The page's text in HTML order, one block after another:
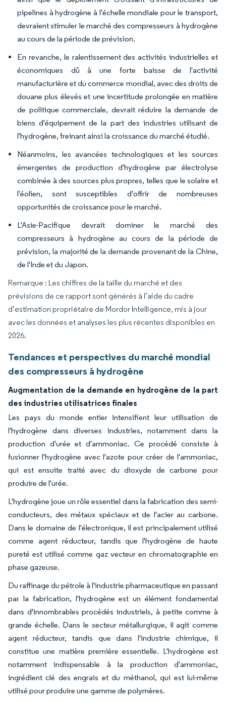
pipelines à hydrogène à l'échelle mondiale pour le transport,
devraient stimuler le marché des compresseurs à hydrogène
au cours de la période de prévision.
En revanche, le ralentissement des activités industrielles et
économiques dû à une forte baisse de l'activité
manufacturière et du commerce mondial, avec des droits de
douane plus élevés et une incertitude prolongée en matière
de politique commerciale, devrait réduire la demande de
biens d'équipement de la part des industries utilisant de
l'hydrogène, freinant ainsi la croissance du marché étudié.
Néanmoins, les avancées technologiques et les sources
émergentes de production d'hydrogène par électrolyse
combinée à des sources plus propres, telles que le solaire et
l'éolien, sont susceptibles d'offrir de nombreuses
opportunités de croissance pour le marché.
L'Asie-Pacifique devrait dominer le marché des
compresseurs à hydrogène au cours de la période de
prévision, la majorité de la demande provenant de la Chine,
de l'Inde et du Japon.
Remarque : Les chiffres de la taille du marché et des
prévisions de ce rapport sont générés à l’aide du cadre
d’estimation propriétaire de Mordor Intelligence, mis à jour
avec les données et analyses les plus récentes disponibles en
2026.
Tendances et perspectives du marché mondial
des compresseurs à hydrogène
Augmentation de la demande en hydrogène de la part
des industries utilisatrices finales
Les pays du monde entier intensifient leur utilisation de
l'hydrogène dans diverses industries, notamment dans la
production d'urée et d'ammoniac. Ce procédé consiste à
fusionner l'hydrogène avec l'azote pour créer de l'ammoniac,
qui est ensuite traité avec du dioxyde de carbone pour
produire de l'urée.
L'hydrogène joue un rôle essentiel dans la fabrication des semi-
conducteurs, des métaux spéciaux et de l'acier au carbone.
Dans le domaine de l'électronique, il est principalement utilisé
comme agent réducteur, tandis que l'hydrogène de haute
pureté est utilisé comme gaz vecteur en chromatographie en
phase gazeuse.
Du raffinage du pétrole à l'industrie pharmaceutique en passant
par la fabrication, l'hydrogène est un élément fondamental
dans d'innombrables procédés industriels, à petite comme à
grande échelle. Dans le secteur métallurgique, il agit comme
agent réducteur, tandis que dans l'industrie chimique, il
constitue une matière première essentielle. L'hydrogène est
notamment indispensable à la production d'ammoniac,
ingrédient clé des engrais et du méthanol, qui est lui-même
utilisé pour produire une gamme de polymères.